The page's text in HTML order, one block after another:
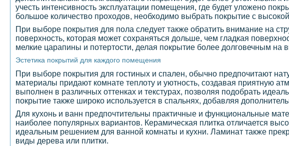
учесть интенсивность эксплуатации помещения, где будет уложено
большое количество проходов, необходимо выбрать покрытие с
При выборе покрытия для пола следует также обратить внимание на
поверхность, которая может сохраняться дольше, чем гладкая
мелкие царапины и потертости, делая покрытие более долговечным на
Эстетика покрытий для каждого помещения
При выборе покрытия для гостиных и спален, обычно предпочитают
материалы придают комнате теплоту и уютность, создавая приятную
выполнен в различных оттенках и текстурах, позволяя подобрать
покрытие также широко используется в спальнях, добавляя
Для кухонь и ванн предпочтительны практичные и функциональные
наиболее популярных вариантов. Керамическая плитка отличается
идеальным решением для ванной комнаты и кухни. Ламинат также
виды дерева или плитки.